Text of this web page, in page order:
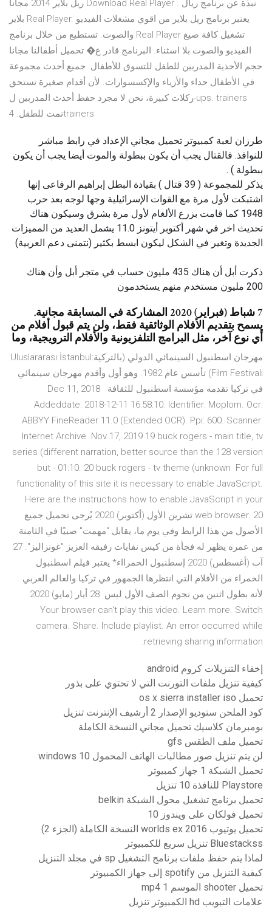
ريل بلاير 2014 مجانا Download Real Player . نبذة عن برنامج ريال
بلاير Real Player. يعتبر برنامج ريل بلاير من اقوي مشغلات الفيديو
والصوت. تستطيع من خلال برنامج Real Player تشغيل كافة صيغ
الفيديو والصوت بلا اسثناء. البرنامج قادر ع� تحميل أطفالنا مجانا
حجم الأحذية المدربين للطفل للتسوق للأطفال. جميع أحدث مجموعة
في الأطفال حداء والأزياء والإكسسوارات. لأن أقدام صغيرة تستحق
ركلات كبيرة، نحن لا مجرد حفظ أحدث المدربين ل-ups. trainers
نمت للطفل. 4trainers
طرزان لعبة كمبيوتر تحميل مجاني الإعداد في رابط مباشر
للنوافذ. فالقتال يجب أن يكون ببطولة والموت أيضا يجب أن يكون
ببطولة ) .
يذكر للمجموعة ( 39 قتال ) بقيادة البطل إبراهيم الرفاعى إنها
اشتبكت لأول مرة مع القوات الإسرائيلية وجها لوجه بعد حرب
1948 كما قامت بزرع الألغام لأول مرة بشرق وسيكون هناك
تحديث اخر في شهر أكتوبر أيتونز 11.0 يشمل العديد من المميزات
الجديدة وتغير في الشكل ليكون ابسط بكثير (نتمنى دعم العربية)
ذكرت أبل أن هناك 435 مليون حساب في متجر أبل وأن هناك
200 مليون مستخدم منهم يستخدمون
7 شباط (فبراير) 2020 المشاركة في المسابقة مجانية.
يسمح بتقديم الأفلام الوثائقية فقط، ولن يتم قبول أفلام من
أي نوع آخر، مثل البرامج التلفزيونية والأفلام الترويجية، وما
مهرجان اسطنبول السينمائي الدولي (بالتركية:Uluslararası İstanbul
Film Festivali) تأسس عام 1982. وهو أول وأقدم مهرجان سينمائي
في تركيا تقدمه مؤسسة اسطنبول للثقافة Dec 11, 2018
Addeddate: 2018-12-11 16:58:10. Identifier: Moplorn. Ocr:
ABBYY FineReader 11.0 (Extended OCR). Ppi: 600. Scanner:
Internet Archive Nov 17, 2019 19 buck rogers - main title, tv
series (different narration, better source than the 128 version
but - 01:10. 20 buck rogers - tv theme (unknown For full
functionality of this site it is necessary to enable JavaScript.
Here are the instructions how to enable JavaScript in your
web browser. 20 تشرين الأول (أكتوبر) 2020 يُرجى تحميل جميع
الأصول من هذا الرابط وفي يوم ما، يقابل "مهمت" صبيًا في الثامنة
من عمره يظهر له فجأة من كيس نفايات رفيقه العزيز "غونزاليز". 27
آب (أغسطس) 2020 إسطنبول الحمرااء* يعتبر فيلم اسطنبول
الحمراء من الأفلام التي انتظرها الجمهور في تركيا والعالم العربي
لأنه بطول اثنين من نجوم الصف الأول ليس 28 أيار (مايو) 2020
Your browser can't play this video. Learn more. Switch
camera. Share. Include playlist. An error occurred while
retrieving sharing information.
إخفاء التنزيلات كروم android
كيفية تنزيل ملفات التورنت التي لا تحتوي على بذور
تحميل os x sierra installer iso
كود الملحن ستوديو الإصدار 2 أرشيف الإنترنت تنزيل
بومبرمان كلاسيك تحميل مجاني النسخة الكاملة
تحميل ملف الطقس gfs
لن يتم تنزيل صور مطالبات الهاتف المحمول windows 10
تحميل الشبكة 1 جهاز كمبيوتر
Playstore للنافذة 10 تنزيل
تحميل برنامج تشغيل محول الشبكة belkin
تحميل فولكان على ويندوز 10
تحميل يوتيوب 2016 worlds ex النسخة الكاملة (الجزء 2)
Bluestackss تنزيل سريع للكمبيوتر
لماذا يتم حفظ ملفات برنامج التشغيل sp في مجلد التنزيل
كيفية التنزيل من spotify إلى جهاز الكمبيوتر
تحميل shooter الموسم 1 mp4
علامات التبويب hd الكمبيوتر تنزيل